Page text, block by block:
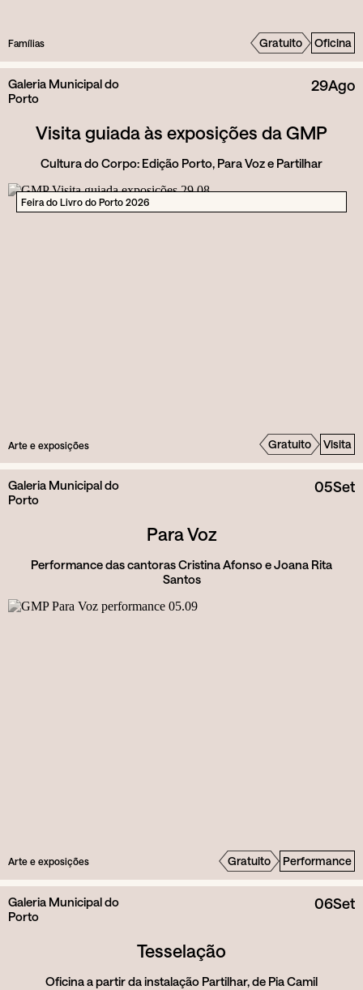
Famílias Gratuito Oficina
Galeria Municipal do
Porto
29Ago
Visita guiada às exposições da GMP
Cultura do Corpo: Edição Porto, Para Voz e Partilhar
Feira do Livro do Porto 2026
Arte e exposições Gratuito Visita
Galeria Municipal do
Porto
05Set
Para Voz
Performance das cantoras Cristina Afonso e Joana Rita
Santos
Arte e exposições Gratuito Performance
Galeria Municipal do
Porto
06Set
Tesselação
Oficina a partir da instalação Partilhar, de Pia Camil